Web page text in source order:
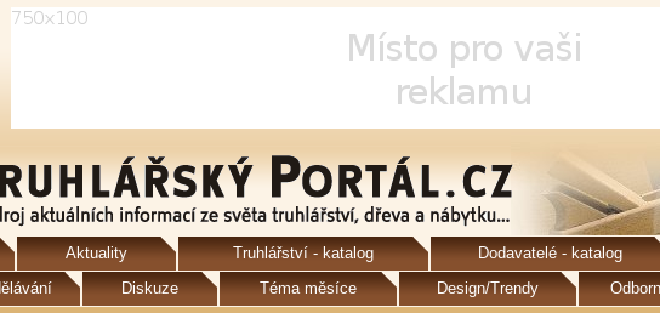
Aktuality Truhlářství - katalog Dodavatelé - katalog
Diskuze Téma měsíce Design/Trendy